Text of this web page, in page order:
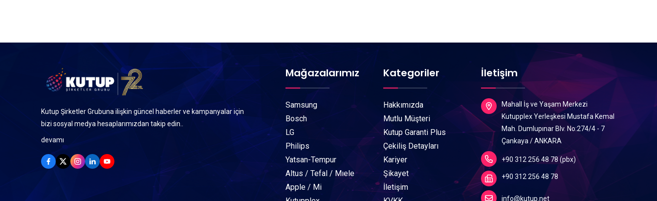
Kutup Şirketler Grubuna ilişkin güncel haberler ve kampanyalar için
bizi sosyal medya hesaplarımızdan takip edin..
devamı
Mağazalarımız
Samsung
Bosch
LG
Philips
Yatsan-Tempur
Altus / Tefal / Mıele
Apple / Mi
Kategoriler
Hakkımızda
Mutlu Müşteri
Kutup Garanti Plus
Çekiliş Detayları
Kariyer
Şikayet
İletişim
İletişim
Mahall İş ve Yaşam Merkezi
Kutupplex Yerleşkesi Mustafa Kemal
Mah. Dumlupınar Blv. No:274/4 - 7
Çankaya / ANKARA
+90 312 256 48 78 (pbx)
+90 312 256 48 78
info@kutup.net